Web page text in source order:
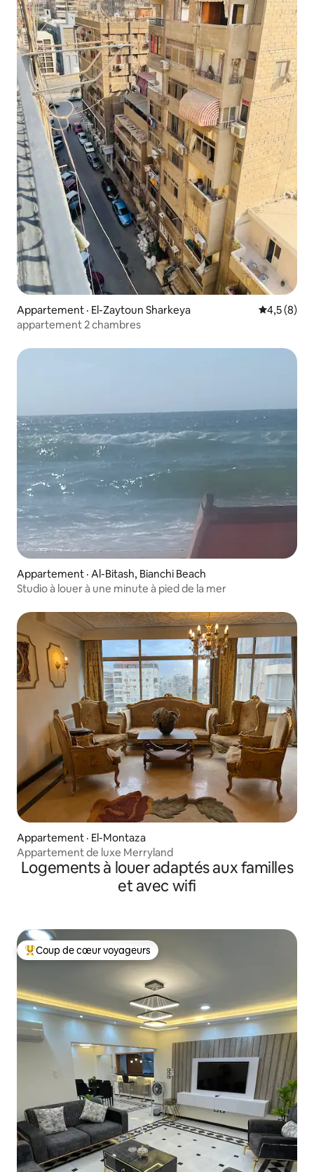
Appartement · El-Zaytoun Sharkeya Note
4,5 (8)
appartement 2 chambres
Appartement · Al-Bitash, Bianchi Beach
Studio à louer à une minute à pied de la mer
Appartement · El-Montaza
Appartement de luxe Merryland
Logements à louer adaptés aux familles
et avec wifi
Coup de cœur voyageurs parmi les plus aimés
Coup de cœur voyageurs